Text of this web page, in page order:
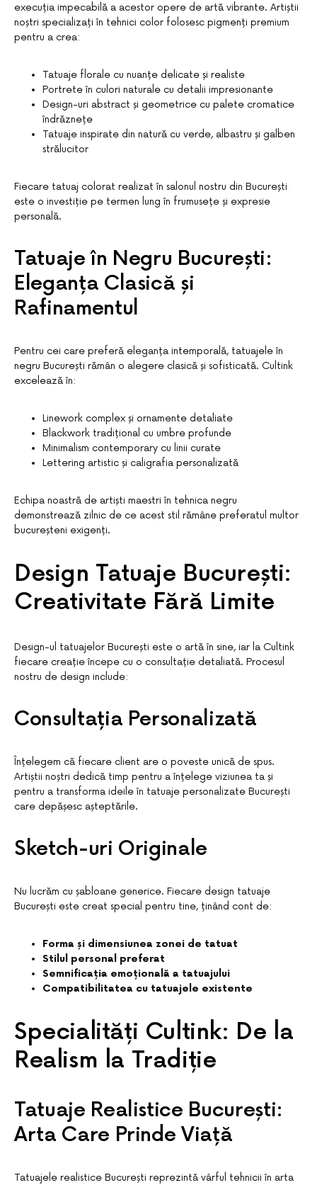
execuția impecabilă a acestor opere de artă vibrante. Artiștii
noștri specializați în tehnici color folosesc pigmenți premium
pentru a crea:
Tatuaje florale cu nuanțe delicate și realiste
Portrete în culori naturale cu detalii impresionante
Design-uri abstract și geometrice cu palete cromatice
îndrăznețe
Tatuaje inspirate din natură cu verde, albastru și galben
strălucitor
Fiecare tatuaj colorat realizat în salonul nostru din București
este o investiție pe termen lung în frumusețe și expresie
personală.
Tatuaje în Negru București:
Eleganța Clasică și
Rafinamentul
Pentru cei care preferă eleganța intemporală, tatuajele în
negru București rămân o alegere clasică și sofisticată. Cultink
excelează în:
Linework complex și ornamente detaliate
Blackwork tradițional cu umbre profunde
Minimalism contemporary cu linii curate
Lettering artistic și caligrafia personalizată
Echipa noastră de artiști maestri în tehnica negru
demonstrează zilnic de ce acest stil rămâne preferatul multor
bucureșteni exigenți.
Design Tatuaje București:
Creativitate Fără Limite
Design-ul tatuajelor București este o artă în sine, iar la Cultink
fiecare creație începe cu o consultație detaliată. Procesul
nostru de design include:
Consultația Personalizată
Înțelegem că fiecare client are o poveste unică de spus.
Artiștii noștri dedică timp pentru a înțelege viziunea ta și
pentru a transforma ideile în tatuaje personalizate București
care depășesc așteptările.
Sketch-uri Originale
Nu lucrăm cu șabloane generice. Fiecare design tatuaje
București este creat special pentru tine, ținând cont de:
Forma și dimensiunea zonei de tatuat
Stilul personal preferat
Semnificația emoțională a tatuajului
Compatibilitatea cu tatuajele existente
Specialități Cultink: De la
Realism la Tradiție
Tatuaje Realistice București:
Arta Care Prinde Viață
Tatuajele realistice București reprezintă vârful tehnicii în arta